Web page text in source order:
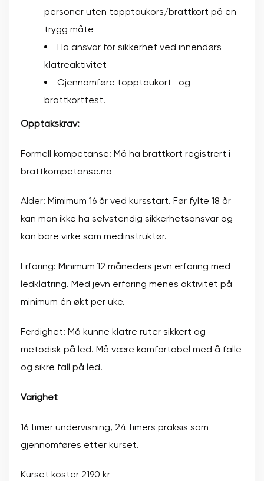
personer uten topptaukors/brattkort på en
trygg måte
Ha ansvar for sikkerhet ved innendørs
klatreaktivitet
Gjennomføre topptaukort- og
brattkorttest.
Opptakskrav:
Formell kompetanse: Må ha brattkort registrert i
brattkompetanse.no
Alder: Mimimum 16 år ved kursstart. Før fylte 18 år
kan man ikke ha selvstendig sikkerhetsansvar og
kan bare virke som medinstruktør.
Erfaring: Minimum 12 måneders jevn erfaring med
ledklatring. Med jevn erfaring menes aktivitet på
minimum én økt per uke.
Ferdighet: Må kunne klatre ruter sikkert og
metodisk på led. Må være komfortabel med å falle
og sikre fall på led.
Varighet
16 timer undervisning, 24 timers praksis som
gjennomføres etter kurset.
Kurset koster 2190 kr